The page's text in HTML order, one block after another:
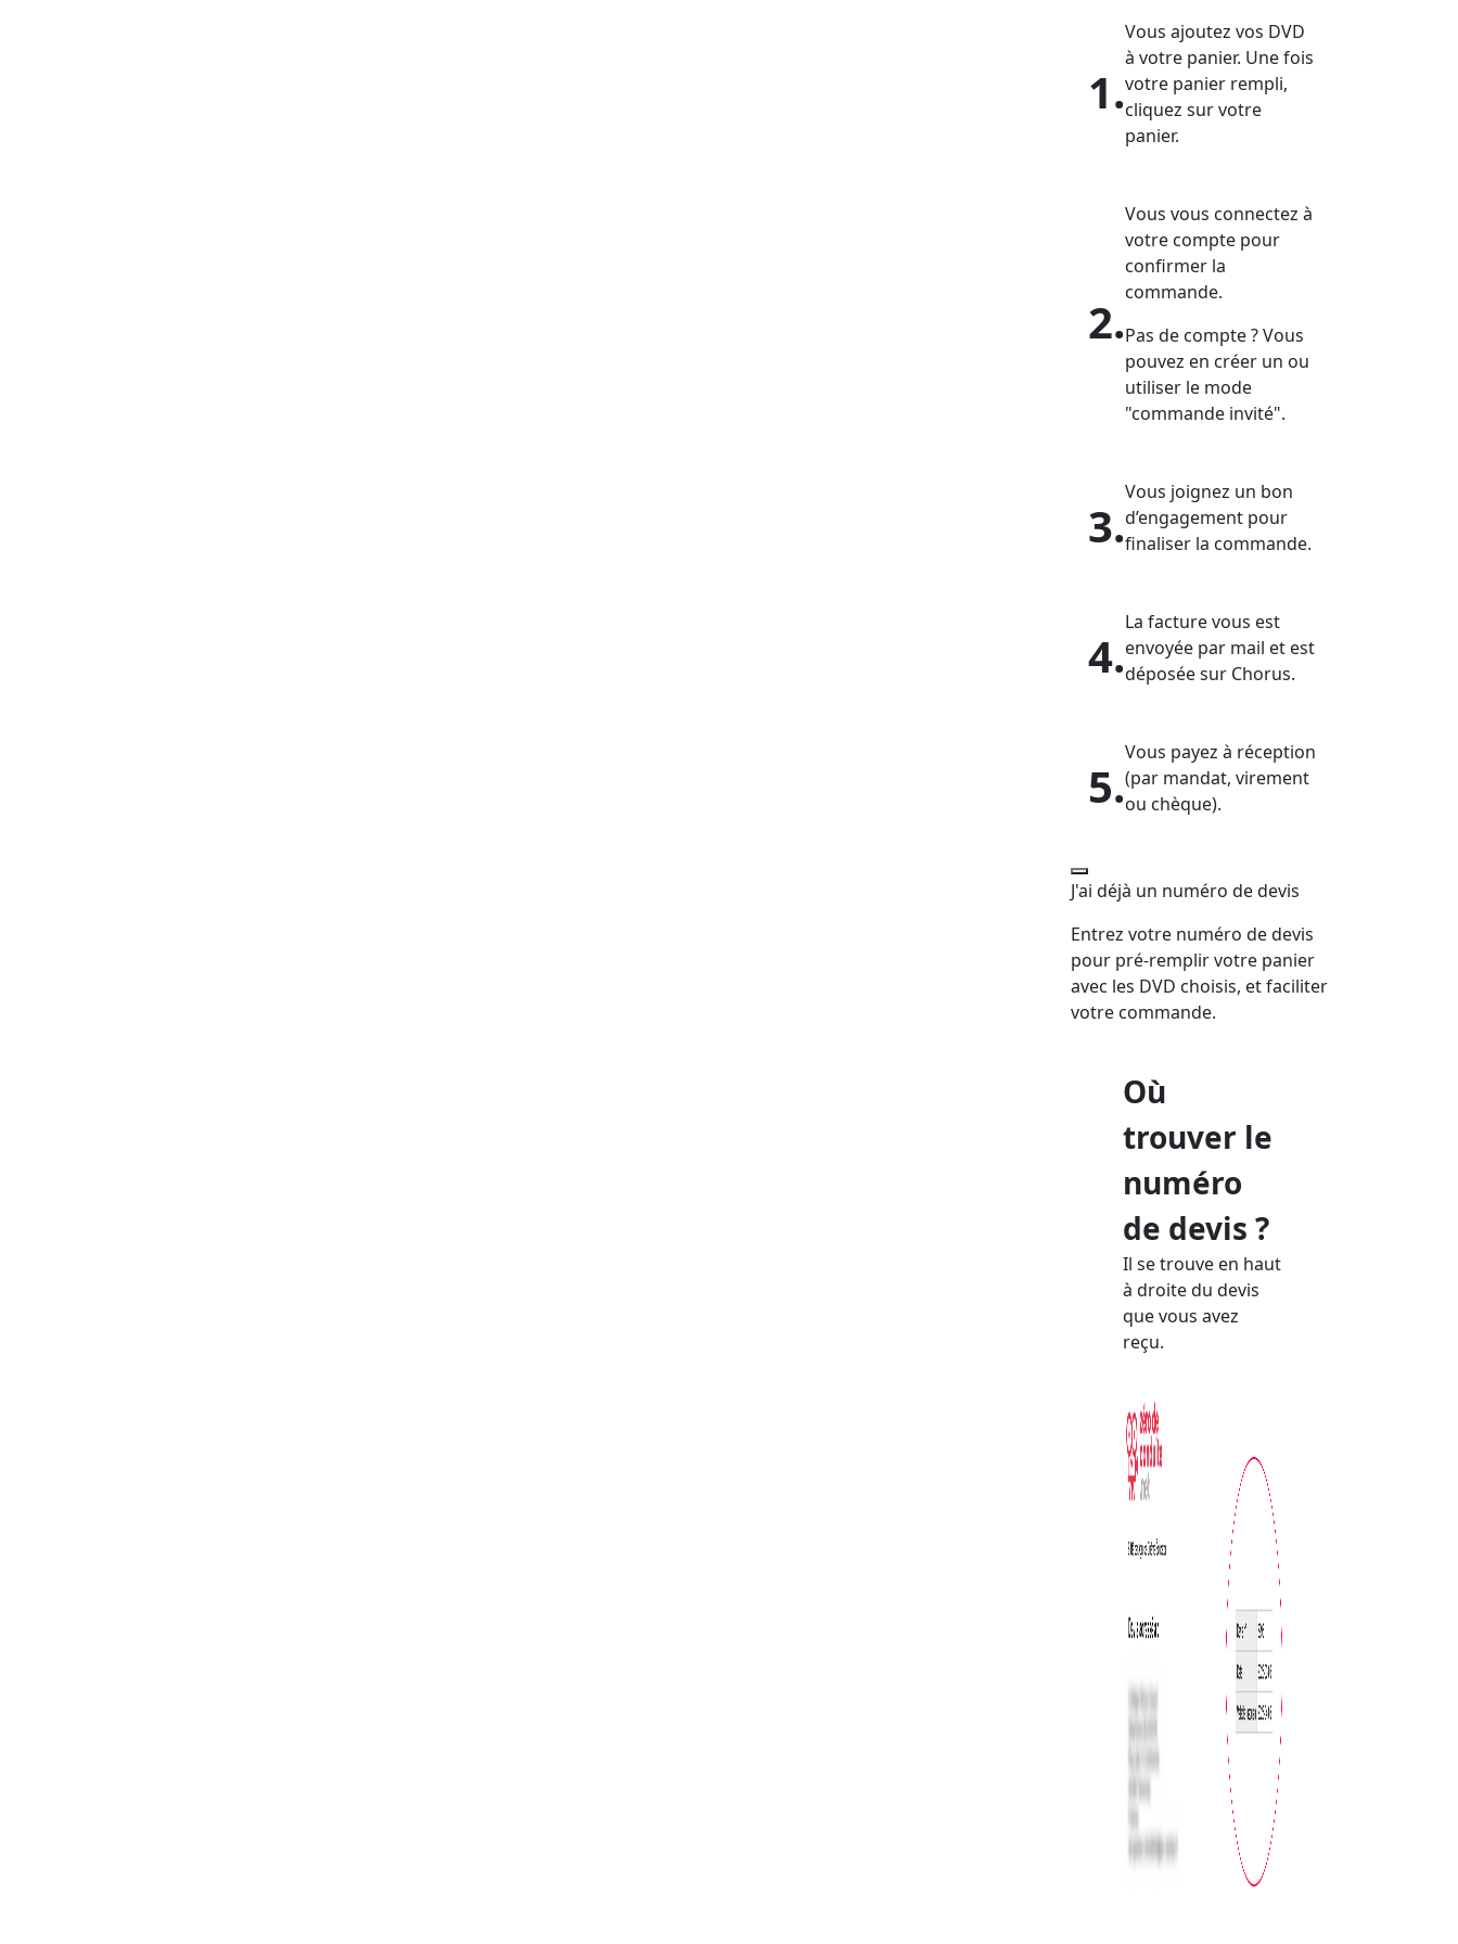
1.
Vous ajoutez vos DVD
à votre panier. Une fois
votre panier rempli,
cliquez sur votre
panier.
2.
Vous vous connectez à
votre compte pour
confirmer la
commande.
Pas de compte ? Vous
pouvez en créer un ou
utiliser le mode
"commande invité".
3.
Vous joignez un bon
d’engagement pour
finaliser la commande.
4.
La facture vous est
envoyée par mail et est
déposée sur Chorus.
5.
Vous payez à réception
(par mandat, virement
ou chèque).
J'ai déjà un numéro de devis
Entrez votre numéro de devis
pour pré-remplir votre panier
avec les DVD choisis, et faciliter
votre commande.
Où
trouver le
numéro
de devis ?
Il se trouve en haut
à droite du devis
que vous avez
reçu.